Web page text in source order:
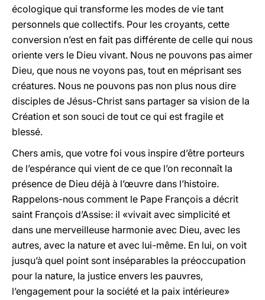
écologique qui transforme les modes de vie tant
personnels que collectifs. Pour les croyants, cette
conversion n’est en fait pas différente de celle qui nous
oriente vers le Dieu vivant. Nous ne pouvons pas aimer
Dieu, que nous ne voyons pas, tout en méprisant ses
créatures. Nous ne pouvons pas non plus nous dire
disciples de Jésus-Christ sans partager sa vision de la
Création et son souci de tout ce qui est fragile et
blessé.
Chers amis, que votre foi vous inspire d’être porteurs
de l’espérance qui vient de ce que l’on reconnaît la
présence de Dieu déjà à l’œuvre dans l’histoire.
Rappelons-nous comment le Pape François a décrit
saint François d’Assise: il «vivait avec simplicité et
dans une merveilleuse harmonie avec Dieu, avec les
autres, avec la nature et avec lui-même. En lui, on voit
jusqu’à quel point sont inséparables la préoccupation
pour la nature, la justice envers les pauvres,
l’engagement pour la société et la paix intérieure»